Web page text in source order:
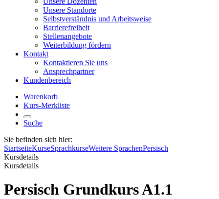
Unsere Standorte
Selbstverständnis und Arbeitsweise
Barrierefreiheit
Stellenangebote
Weiterbildung fördern
Kontakt
Kontaktieren Sie uns
Ansprechpartner
Kundenbereich
Warenkorb
Kurs-Merkliste
Suche
Sie befinden sich hier:
StartseiteKurseSprachkurseWeitere SprachenPersisch
Kursdetails
Kursdetails
Persisch Grundkurs A1.1